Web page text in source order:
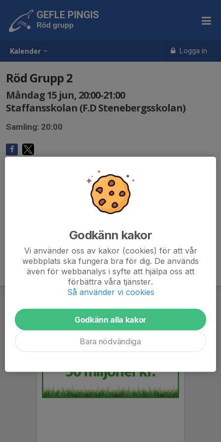
Kalender Logga in
GEFLE PINGIS
Röd grupp
Röd Grupp 2
Måndag 15 jun, 20:00-21:00
Staffansskolan (F.D Stenebergsskolan)
Samling: 20:00
Godkänn kakor
Vi använder oss av kakor (cookies) för att vår
webbplats ska fungera bra för dig. De används
även för webbanalys i syfte att hjälpa oss att
förbättra våra tjänster.
Så använder vi cookies
Godkänn alla kakor
Bara nödvändiga